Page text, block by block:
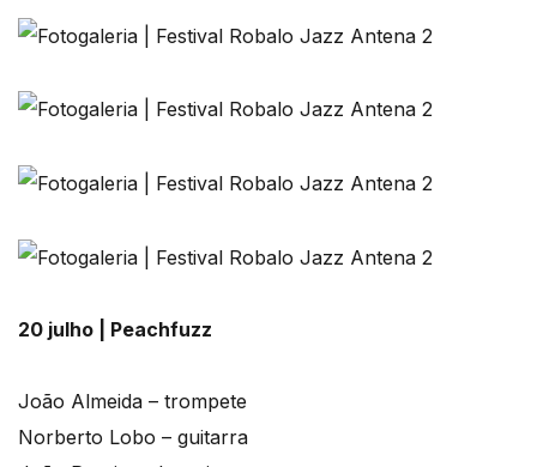
20 julho | Peachfuzz
João Almeida – trompete
Norberto Lobo – guitarra